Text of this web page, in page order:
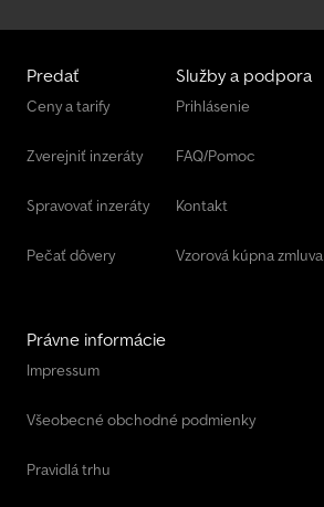
Predať
Ceny a tarify
Zverejniť inzeráty
Spravovať inzeráty
Pečať dôvery
Služby a podpora
Prihlásenie
FAQ/Pomoc
Kontakt
Vzorová kúpna zmluva
Právne informácie
Impressum
Všeobecné obchodné podmienky
Pravidlá trhu